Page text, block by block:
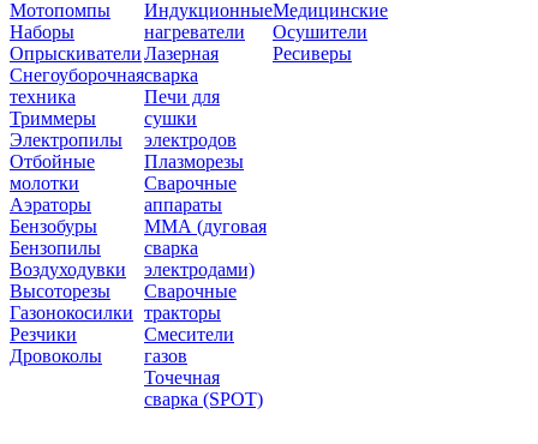
Мотопомпы
Наборы
Опрыскиватели
Снегоуборочная
техника
Триммеры
Электропилы
Отбойные
молотки
Аэраторы
Бензобуры
Бензопилы
Воздуходувки
Высоторезы
Газонокосилки
Резчики
Дровоколы
Индукционные
нагреватели
Лазерная
сварка
Печи для
сушки
электродов
Плазморезы
Сварочные
аппараты
ММА (дуговая
сварка
электродами)
Сварочные
тракторы
Смесители
газов
Точечная
сварка (SPOT)
Медицинские
Осушители
Ресиверы